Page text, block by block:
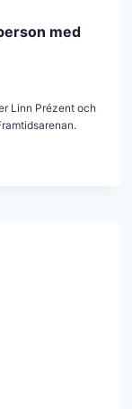
med
Linn Prézent och